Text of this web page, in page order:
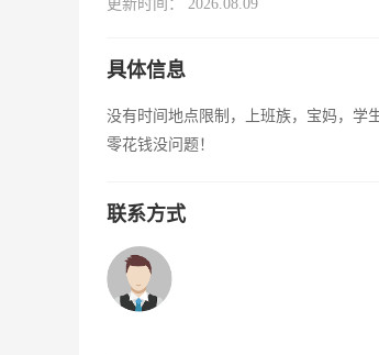
更新时间： 2026.08.09
具体信息
没有时间地点限制，上班族，宝妈，学
零花钱没问题！
联系方式